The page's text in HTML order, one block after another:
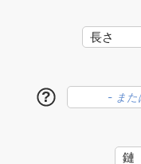
?